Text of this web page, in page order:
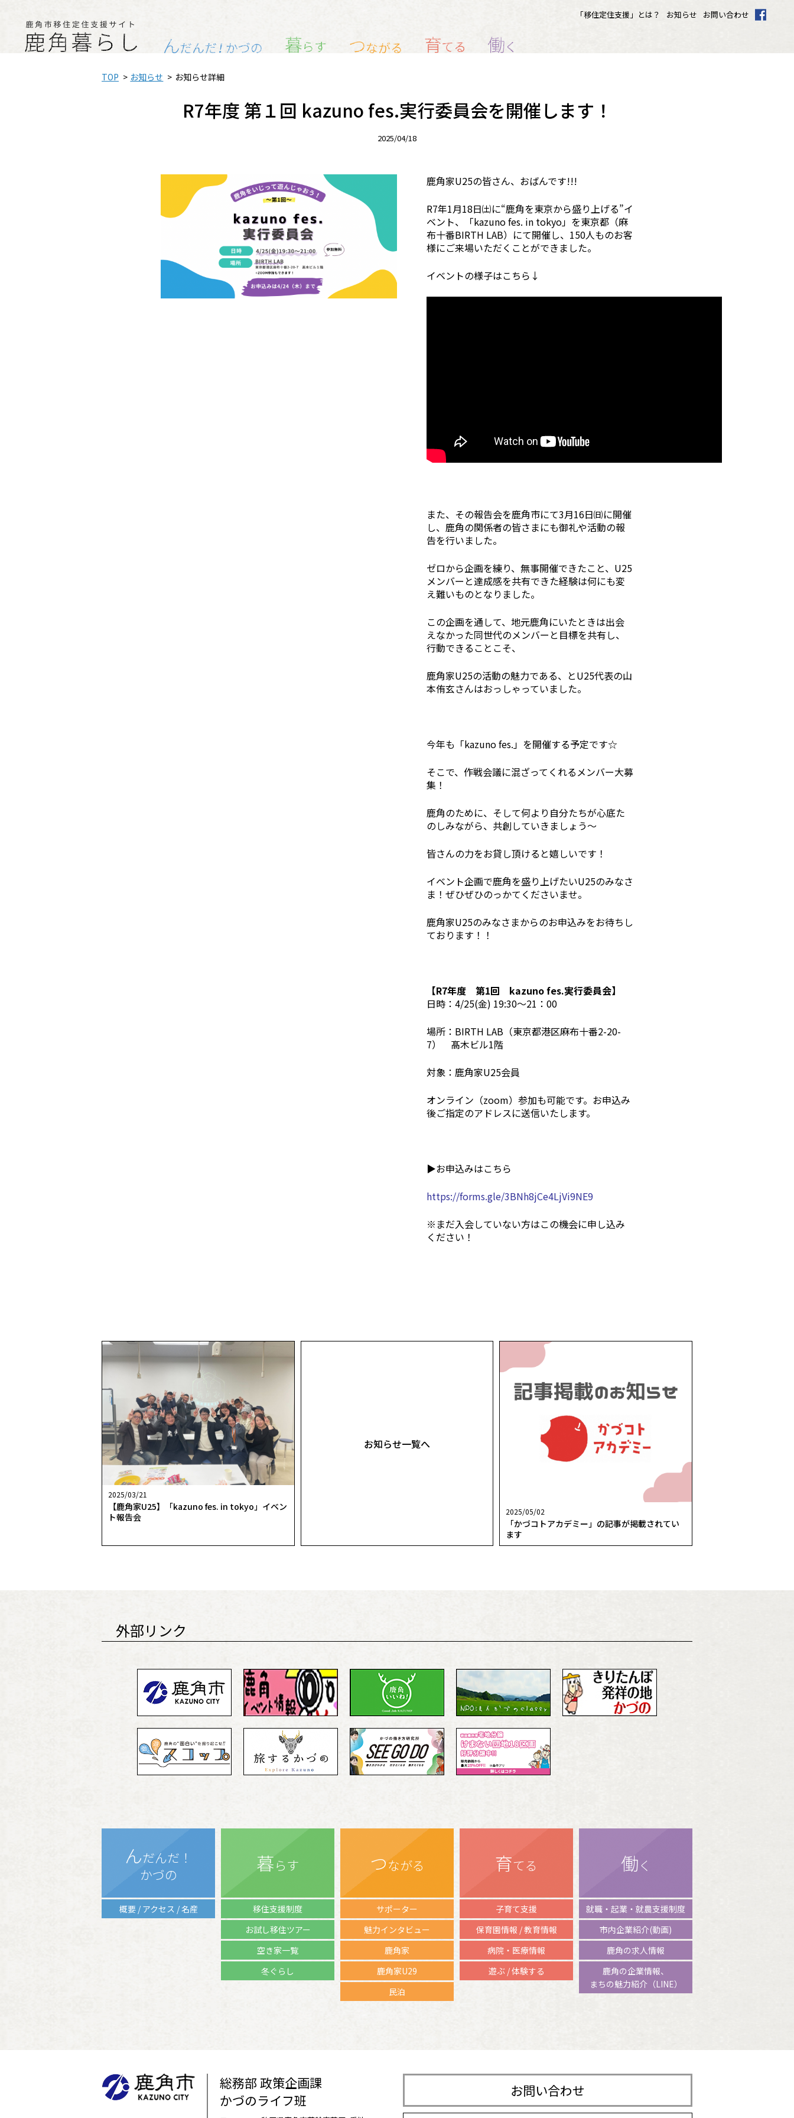
「移住定住支援」とは？ お知らせ お問い合わせ
TOP お知らせ お知らせ詳細
R7年度 第１回 kazuno fes.実行委員会を開催します！
2025/04/18
鹿角家U25の皆さん、おばんです!!!
R7年1月18日㈯に“鹿角を東京から盛り上げる”イ
ベント、「kazuno fes. in tokyo」を東京都（麻
布十番BIRTH LAB）にて開催し、150人ものお客
様にご来場いただくことができました。
イベントの様子はこちら↓
また、その報告会を鹿角市にて3月16日㈰に開催
し、鹿角の関係者の皆さまにも御礼や活動の報
告を行いました。
ゼロから企画を練り、無事開催できたこと、U25
メンバーと達成感を共有できた経験は何にも変
え難いものとなりました。
この企画を通して、地元鹿角にいたときは出会
えなかった同世代のメンバーと目標を共有し、
行動できることこそ、
鹿角家U25の活動の魅力である、とU25代表の山
本侑玄さんはおっしゃっていました。
今年も「kazuno fes.」を開催する予定です☆
そこで、作戦会議に混ざってくれるメンバー大募
集！
鹿角のために、そして何より自分たちが心底た
のしみながら、共創していきましょう～
皆さんの力をお貸し頂けると嬉しいです！
イベント企画で鹿角を盛り上げたいU25のみなさ
ま！ぜひぜひのっかてくださいませ。
鹿角家U25のみなさまからのお申込みをお待ちし
ております！！
【R7年度 第1回 kazuno fes.実行委員会】
日時：4/25(金) 19:30〜21：00
場所：BIRTH LAB（東京都港区麻布十番2-20-
7） 髙木ビル1階
対象：鹿角家U25会員
オンライン（zoom）参加も可能です。お申込み
後ご指定のアドレスに送信いたします。
▶お申込みはこちら
https://forms.gle/3BNh8jCe4LjVi9NE9
※まだ入会していない方はこの機会に申し込み
ください！
2025/03/21
【鹿角家U25】「kazuno fes. in tokyo」イベン
ト報告会
お知らせ一覧へ
2025/05/02
「かづコトアカデミー」の記事が掲載されてい
ます
外部リンク
んだんだ！
かづの
概要 / アクセス / 名産
暮らす
移住支援制度
お試し移住ツアー
空き家一覧
冬ぐらし
つながる
サポーター
魅力インタビュー
鹿角家
鹿角家U29
民泊
育てる
子育て支援
保育園情報 / 教育情報
病院・医療情報
遊ぶ / 体験する
働く
就職・起業・就農支援制度
市内企業紹介(動画)
鹿角の求人情報
鹿角の企業情報、
まちの魅力紹介（LINE）
総務部 政策企画課
かづのライフ班
お問い合わせ